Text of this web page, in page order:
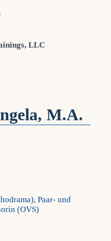
LLC
M.A.
Paar- und
(OVS)